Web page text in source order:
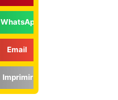
WhatsApp
Email
Imprimir